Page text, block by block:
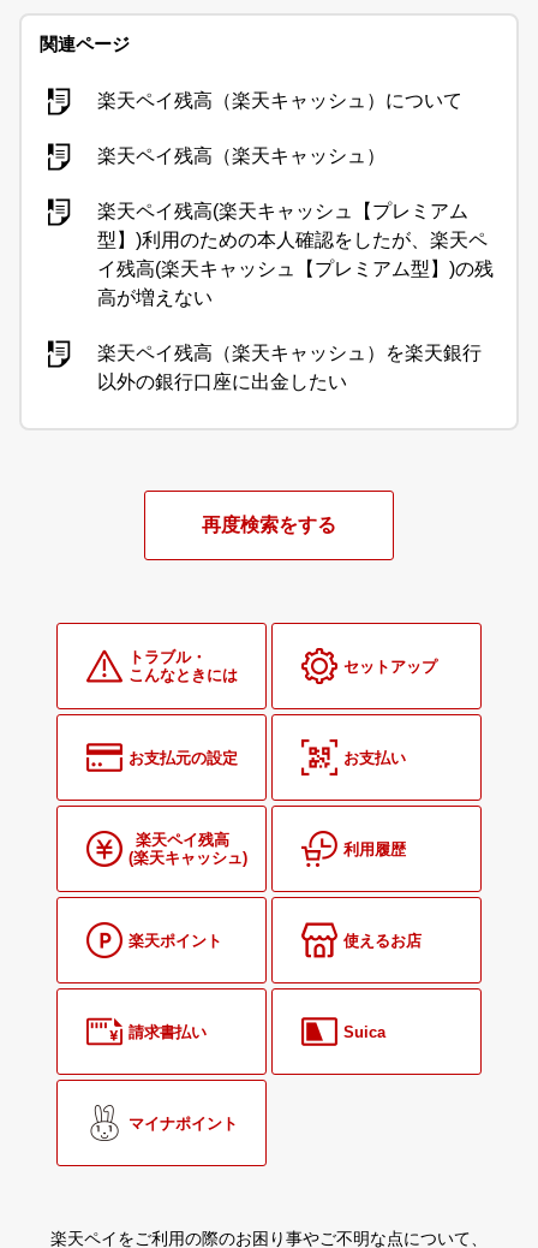
関連ページ
楽天ペイ残高（楽天キャッシュ）について
楽天ペイ残高（楽天キャッシュ）
楽天ペイ残高(楽天キャッシュ【プレミアム
型】)利用のための本人確認をしたが、楽天ペ
イ残高(楽天キャッシュ【プレミアム型】)の残
高が増えない
楽天ペイ残高（楽天キャッシュ）を楽天銀行
以外の銀行口座に出金したい
再度検索をする
トラブル・
こんなときには
セットアップ
お支払元の設定 お支払い
楽天ペイ残高
(楽天キャッシュ)
利用履歴
楽天ポイント 使えるお店
請求書払い Suica
マイナポイント
楽天ペイをご利用の際のお困り事やご不明な点について、